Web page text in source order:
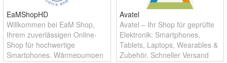
EaMShopHD
Willkommen bei EaM Shop,
Ihrem zuverlässigen Online-
Shop für hochwertige
Smartphones, Wärmepumpen
Avatel
Avatel – Ihr Shop für geprüfte
Elektronik: Smartphones,
Tablets, Laptops, Wearables &
Zubehör. Schneller Versand